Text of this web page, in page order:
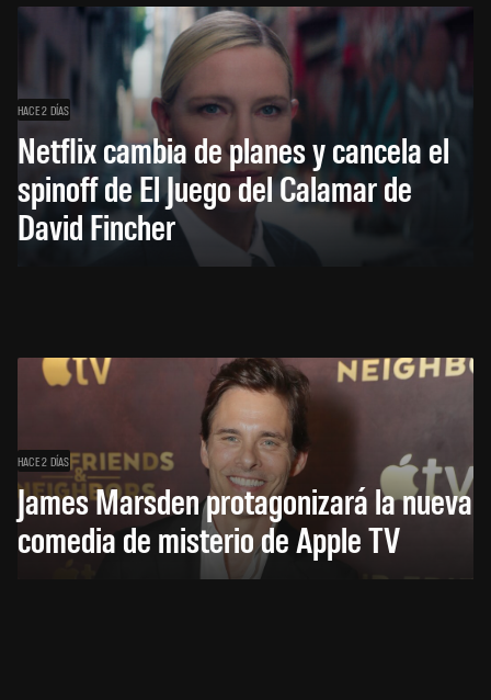
HACE 2 DÍAS
Netflix cambia de planes y cancela el
spinoff de El Juego del Calamar de
David Fincher
HACE 2 DÍAS
James Marsden protagonizará la nueva
comedia de misterio de Apple TV